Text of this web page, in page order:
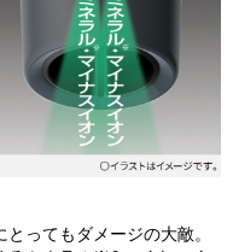
ってもダメージの大敵。